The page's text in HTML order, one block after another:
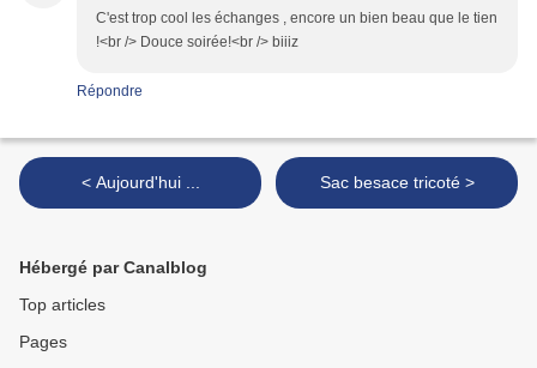
C'est trop cool les échanges , encore un bien beau que le tien
!<br /> Douce soirée!<br /> biiiz
Répondre
< Aujourd'hui ... Sac besace tricoté >
Hébergé par Canalblog
Top articles
Pages